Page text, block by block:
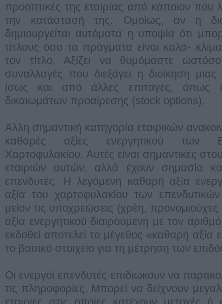
προοπτικές της εταιρίας από κάποιον που
την κατάστασή της. Ομοίως, αν η
δημιουργείται αυτόματα η υποψία ότι
τίτλους όσο τα πράγματα είναι καλά-
τον τίτλο. Αξίζει να θυμόμαστε
συναλλαγές που διεξάγει η διοίκηση μιας
ίσως και από άλλες επιταγές, όπως
δικαιωμάτων προαίρεσης (stock options).
Άλλη σημαντική κατηγορία εταιρικών
καθαρές αξίες ενεργητικού των
Χαρτοφυλακίου. Αυτές είναι σημαντικές
εταιριών αυτών, αλλά έχουν σημασία
επενδυτές. Η λεγόμενη καθαρή αξία
αξία του χαρτοφυλακίου των
μείον τις υποχρεώσεις (χρέη,
αξία ενεργητικού διαιρούμενη με τον
εκδοθεί αποτελεί το μέγεθος «καθαρή αξία
το βασικό στοιχείο για τη μέτρηση των
Οι ενεργοί επενδυτές επιδιώκουν να
τις πληροφορίες. Μπορεί να δείχνουν